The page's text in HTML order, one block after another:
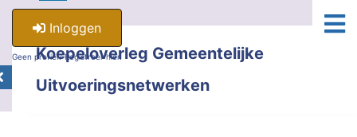
Inloggen
Geen profiel? Registreer hier.
Koepeloverleg Gemeentelijke
Uitvoeringsnetwerken